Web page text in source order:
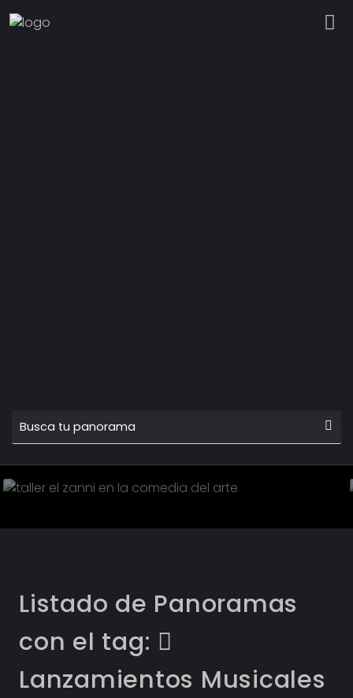
Listado de Panoramas
con el tag:
Lanzamientos Musicales